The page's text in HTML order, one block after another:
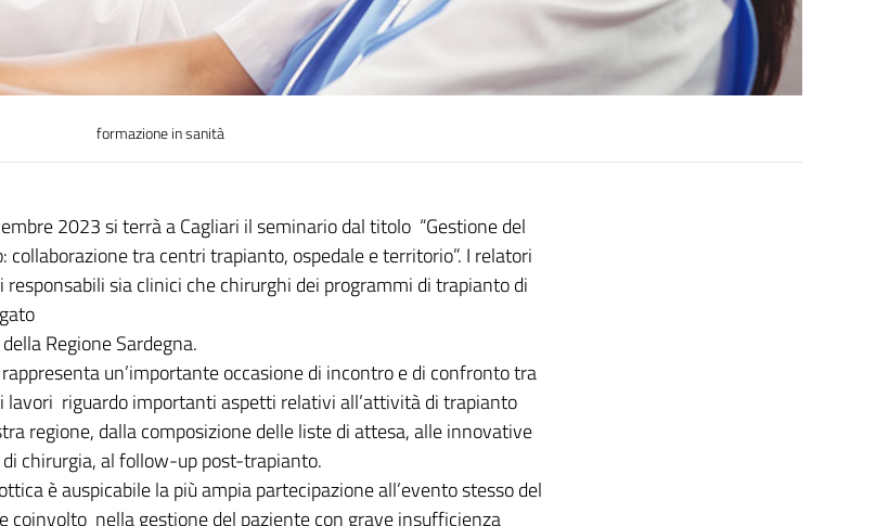
formazione in sanità
2023 si terrà a Cagliari il seminario dal titolo “Gestione del
collaborazione tra centri trapianto, ospedale e territorio”. I relatori
responsabili sia clinici che chirurghi dei programmi di trapianto di
Regione Sardegna.
rappresenta un’importante occasione di incontro e di confronto tra
lavori riguardo importanti aspetti relativi all’attività di trapianto
regione, dalla composizione delle liste di attesa, alle innovative
chirurgia, al follow-up post-trapianto.
è auspicabile la più ampia partecipazione all’evento stesso del
coinvolto nella gestione del paziente con grave insufficienza